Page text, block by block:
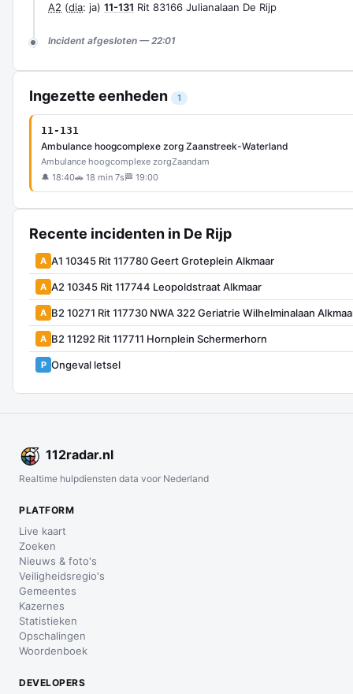
A2 (dia: ja) 11-131 Rit 83166 Julianalaan De Rijp
Incident afgesloten — 22:01
Ingezette eenheden 1
11-131
Ambulance hoogcomplexe zorg Zaanstreek-Waterland
Ambulance hoogcomplexe zorgZaandam
🔔 18:40🚗 18 min 7s 🏁 19:00
Recente incidenten in De Rijp
A A1 10345 Rit 117780 Geert Groteplein Alkmaar
A A2 10345 Rit 117744 Leopoldstraat Alkmaar
A B2 10271 Rit 117730 NWA 322 Geriatrie Wilhelminalaan
A B2 11292 Rit 117711 Hornplein Schermerhorn
P Ongeval letsel
112radar.nl
Realtime hulpdiensten data voor Nederland
PLATFORM
Live kaart
Zoeken
Nieuws & foto's
Veiligheidsregio's
Gemeentes
Kazernes
Statistieken
Opschalingen
Woordenboek
DEVELOPERS